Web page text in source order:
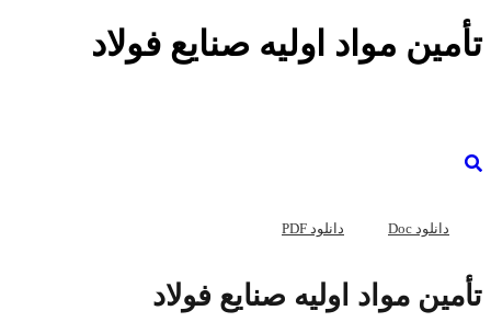
تأمین مواد اولیه صنایع فولاد
دانلود Doc دانلود PDF
تأمین مواد اولیه صنایع فولاد